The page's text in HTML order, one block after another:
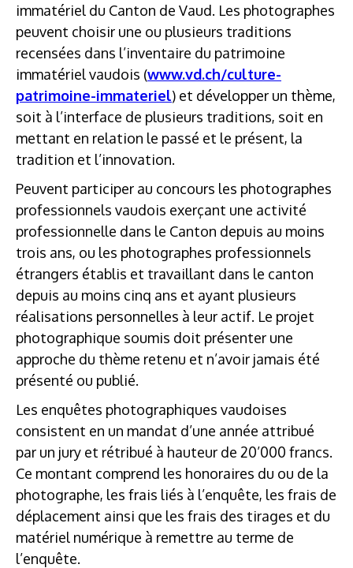
immatériel du Canton de Vaud. Les photographes
peuvent choisir une ou plusieurs traditions
recensées dans l’inventaire du patrimoine
immatériel vaudois (www.vd.ch/culture-
patrimoine-immateriel) et développer un thème,
soit à l’interface de plusieurs traditions, soit en
mettant en relation le passé et le présent, la
tradition et l’innovation.
Peuvent participer au concours les photographes
professionnels vaudois exerçant une activité
professionnelle dans le Canton depuis au moins
trois ans, ou les photographes professionnels
étrangers établis et travaillant dans le canton
depuis au moins cinq ans et ayant plusieurs
réalisations personnelles à leur actif. Le projet
photographique soumis doit présenter une
approche du thème retenu et n’avoir jamais été
présenté ou publié.
Les enquêtes photographiques vaudoises
consistent en un mandat d’une année attribué
par un jury et rétribué à hauteur de 20’000 francs.
Ce montant comprend les honoraires du ou de la
photographe, les frais liés à l’enquête, les frais de
déplacement ainsi que les frais des tirages et du
matériel numérique à remettre au terme de
l’enquête.